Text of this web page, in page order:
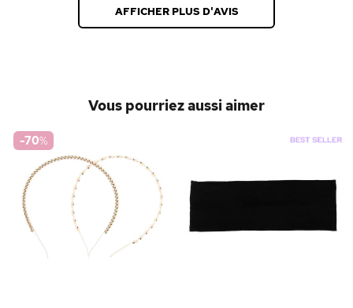
AFFICHER PLUS D'AVIS
Vous pourriez aussi aimer
-70%